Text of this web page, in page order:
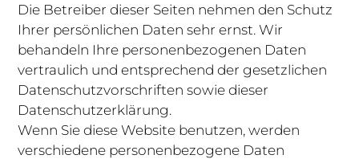
Die Betreiber dieser Seiten nehmen den Schutz
Ihrer persönlichen Daten sehr ernst. Wir
behandeln Ihre personenbezogenen Daten
vertraulich und entsprechend der gesetzlichen
Datenschutzvorschriften sowie dieser
Datenschutzerklärung.
Wenn Sie diese Website benutzen, werden
verschiedene personenbezogene Daten